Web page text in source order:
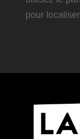
pour